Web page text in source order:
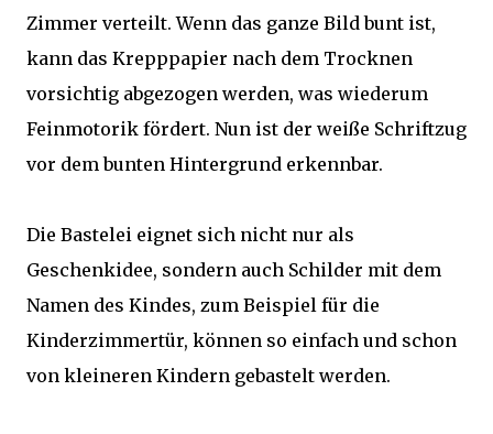
Zimmer verteilt. Wenn das ganze Bild bunt ist,
kann das Krepppapier nach dem Trocknen
vorsichtig abgezogen werden, was wiederum
Feinmotorik fördert. Nun ist der weiße Schriftzug
vor dem bunten Hintergrund erkennbar.
Die Bastelei eignet sich nicht nur als
Geschenkidee, sondern auch Schilder mit dem
Namen des Kindes, zum Beispiel für die
Kinderzimmertür, können so einfach und schon
von kleineren Kindern gebastelt werden.